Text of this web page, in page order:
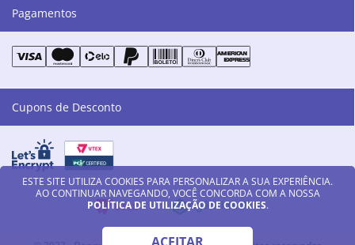
ESTE SITE UTILIZA COOKIES PARA PERSONALIZAR A SUA EXPERIÊNCIA.
AO CONTINUAR NAVEGANDO, VOCÊ CONCORDA COM A NOSSA
POLÍTICA DE UTILIZAÇÃO DE COOKIES.
Pagamentos
Cupons de Desconto